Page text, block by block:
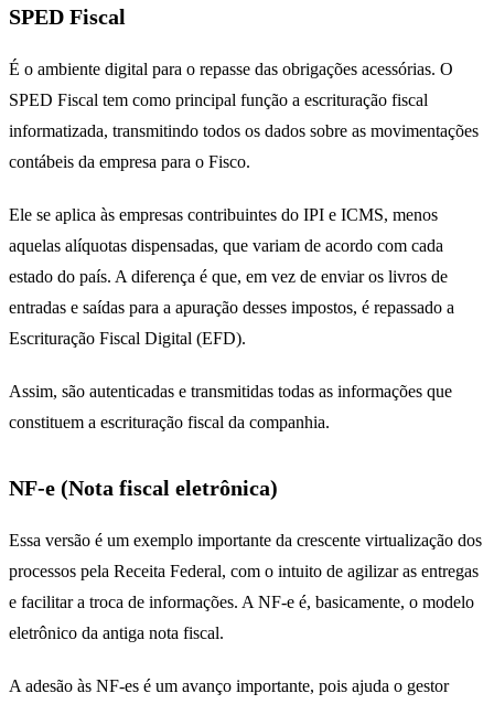
SPED Fiscal
É o ambiente digital para o repasse das obrigações acessórias. O
SPED Fiscal tem como principal função a escrituração fiscal
informatizada, transmitindo todos os dados sobre as movimentações
contábeis da empresa para o Fisco.
Ele se aplica às empresas contribuintes do IPI e ICMS, menos
aquelas alíquotas dispensadas, que variam de acordo com cada
estado do país. A diferença é que, em vez de enviar os livros de
entradas e saídas para a apuração desses impostos, é repassado a
Escrituração Fiscal Digital (EFD).
Assim, são autenticadas e transmitidas todas as informações que
constituem a escrituração fiscal da companhia.
NF-e (Nota fiscal eletrônica)
Essa versão é um exemplo importante da crescente virtualização dos
processos pela Receita Federal, com o intuito de agilizar as entregas
e facilitar a troca de informações. A NF-e é, basicamente, o modelo
eletrônico da antiga nota fiscal.
A adesão às NF-es é um avanço importante, pois ajuda o gestor